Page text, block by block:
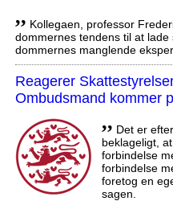
,, Kollegaen, professor
dommernes tendens til at
dommernes manglende
Reagerer
Ombudsmand kommer
,, Det er
beklageligt,
forbindelse
forbindelse
foretog en
sagen.